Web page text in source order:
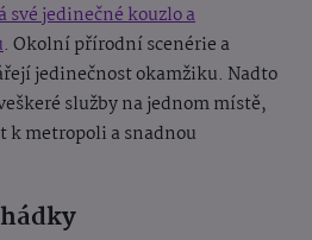
své jedinečné kouzlo a
. Okolní přírodní scenérie a
jedinečnost okamžiku. Nadto
služby na jednom místě,
k metropoli a snadnou